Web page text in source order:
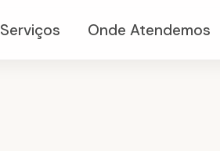
Serviços Onde Atendemos